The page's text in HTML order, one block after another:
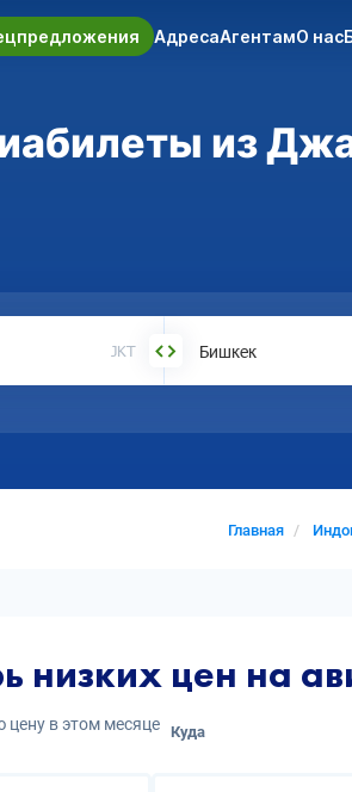
АдресаАгентамО нас
из
JKT
Главная
низких цен на
в этом месяце Куда